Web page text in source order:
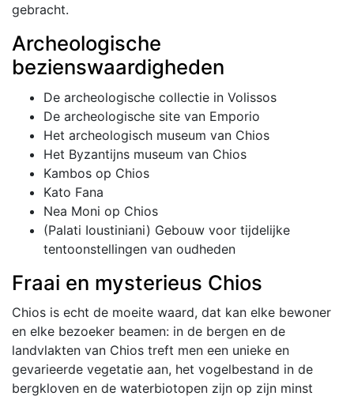
gebracht.
Archeologische
bezienswaardigheden
De archeologische collectie in Volissos
De archeologische site van Emporio
Het archeologisch museum van Chios
Het Byzantijns museum van Chios
Kambos op Chios
Kato Fana
Nea Moni op Chios
(Palati Ioustiniani) Gebouw voor tijdelijke
tentoonstellingen van oudheden
Fraai en mysterieus Chios
Chios is echt de moeite waard, dat kan elke bewoner
en elke bezoeker beamen: in de bergen en de
landvlakten van Chios treft men een unieke en
gevarieerde vegetatie aan, het vogelbestand in de
bergkloven en de waterbiotopen zijn op zijn minst